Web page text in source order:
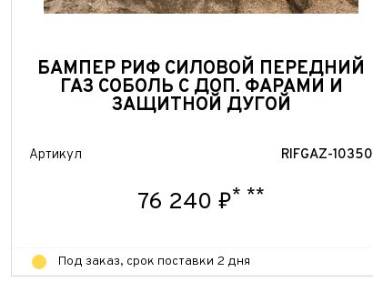
БАМПЕР РИФ СИЛОВОЙ ПЕРЕДНИЙ
ГАЗ СОБОЛЬ С ДОП. ФАРАМИ И
ЗАЩИТНОЙ ДУГОЙ
Артикул RIFGAZ-10350
76 240 ₽* **
Под заказ, срок поставки 2 дня